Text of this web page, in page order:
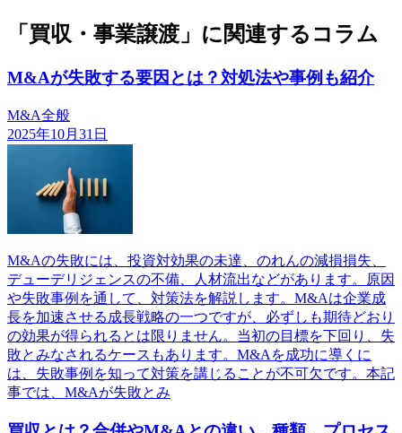
「買収・事業譲渡」に関連するコラム
M&Aが失敗する要因とは？対処法や事例も紹介
M&A全般
2025年10月31日
M&Aの失敗には、投資対効果の未達、のれんの減損損失、
デューデリジェンスの不備、人材流出などがあります。原因
や失敗事例を通して、対策法を解説します。M&Aは企業成
長を加速させる成長戦略の一つですが、必ずしも期待どおり
の効果が得られるとは限りません。当初の目標を下回り、失
敗とみなされるケースもあります。M&Aを成功に導くに
は、失敗事例を知って対策を講じることが不可欠です。本記
事では、M&Aが失敗とみ